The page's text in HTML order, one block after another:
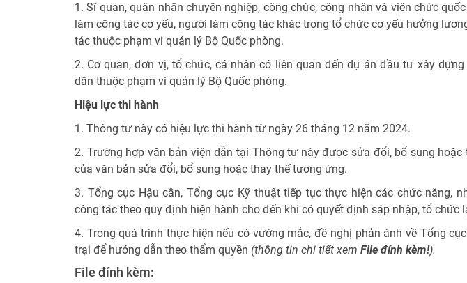
1. Sĩ quan, quân nhân chuyên nghiệp, công chức, công nhân và viên chức
làm công tác cơ yếu, người làm công tác khác trong tổ chức cơ yếu hưởng
tác thuộc phạm vi quản lý Bộ Quốc phòng.
2. Cơ quan, đơn vị, tổ chức, cá nhân có liên quan đến dự án đầu tư xây
dân thuộc phạm vi quản lý Bộ Quốc phòng.
Hiệu lực thi hành
1. Thông tư này có hiệu lực thi hành từ ngày 26 tháng 12 năm 2024.
2. Trường hợp văn bản viện dẫn tại Thông tư này được sửa đổi, bổ sung
của văn bản sửa đổi, bổ sung hoặc thay thế tương ứng.
3. Tổng cục Hậu cần, Tổng cục Kỹ thuật tiếp tục thực hiện các chức năng,
công tác theo quy định hiện hành cho đến khi có quyết định sáp nhập, tổ chức
4. Trong quá trình thực hiện nếu có vướng mắc, đề nghị phản ánh về Tổng
trại để hướng dẫn theo thẩm quyền (thông tin chi tiết xem File đính kèm!).
File đính kèm: